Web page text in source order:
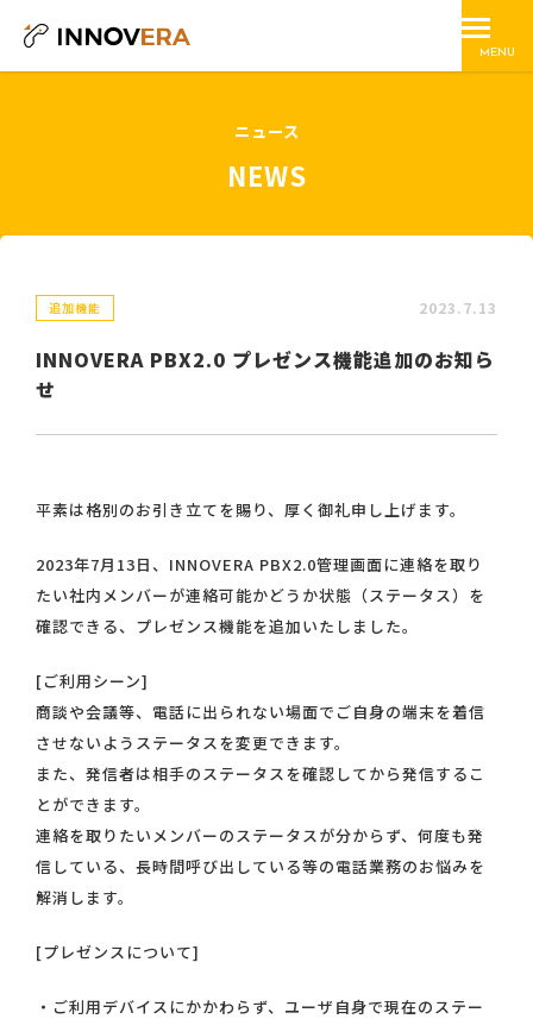
MENU
ニュース
NEWS
追加機能 2023.7.13
INNOVERA PBX2.0 プレゼンス機能追加のお知ら
せ
平素は格別のお引き立てを賜り、厚く御礼申し上げます。
2023年7月13日、INNOVERA PBX2.0管理画面に連絡を取り
たい社内メンバーが連絡可能かどうか状態（ステータス）を
確認できる、プレゼンス機能を追加いたしました。
[ご利用シーン]
商談や会議等、電話に出られない場面でご自身の端末を着信
させないようステータスを変更できます。
また、発信者は相手のステータスを確認してから発信するこ
とができます。
連絡を取りたいメンバーのステータスが分からず、何度も発
信している、長時間呼び出している等の電話業務のお悩みを
解消します。
[プレゼンスについて]
・ご利用デバイスにかかわらず、ユーザ自身で現在のステー